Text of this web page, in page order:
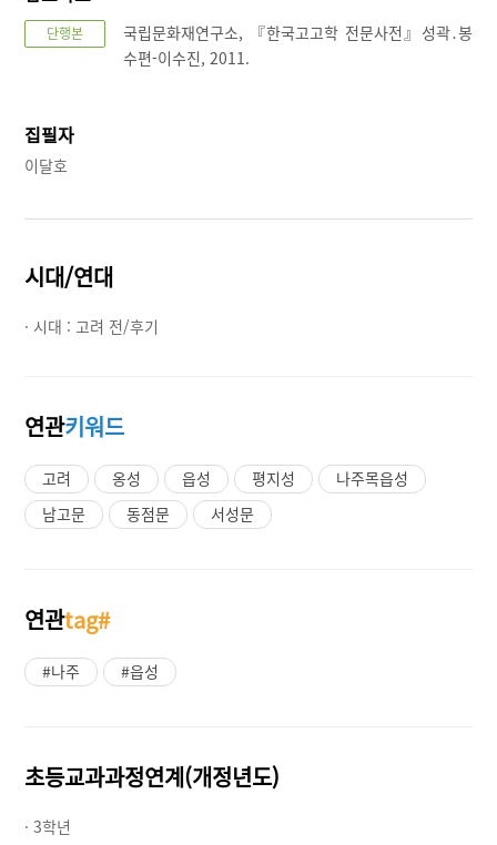
단행본
국립문화재연구소, 『한국고고학 전문사전』성곽․봉
수편-이수진, 2011.
집필자
이달호
시대/연대
· 시대 :고려 전/후기
연관키워드
고려 옹성 읍성 평지성
나주목읍성
남고문
동점문 서성문
연관tag#
#나주 #읍성
초등교과과정연계(개정년도)
· 3학년